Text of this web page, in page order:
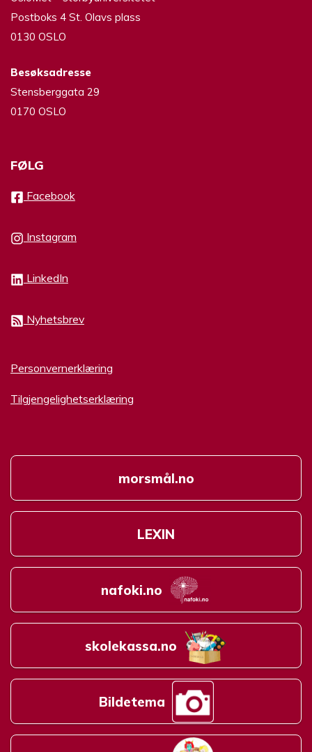
Postboks 4 St. Olavs plass
0130 OSLO
Besøksadresse
Stensberggata 29
0170 OSLO
FØLG
Facebook
Instagram
LinkedIn
Nyhetsbrev
Personvernerklæring
Tilgjengelighetserklæring
morsmål.no
LEXIN
nafoki.no
skolekassa.no
Bildetema